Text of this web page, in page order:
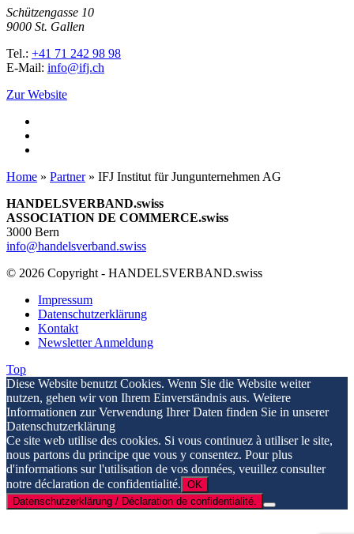
Schützengasse 10
9000 St. Gallen
Tel.: +41 71 242 98 98
E-Mail: info@ifj.ch
Zur Website
Home » Partner» IFJ Institut für Jungunternehmen AG
HANDELSVERBAND.swiss
ASSOCIATION DE COMMERCE.swiss
3000 Bern
info@handelsverband.swiss
© 2026 Copyright - HANDELSVERBAND.swiss
Impressum
Datenschutzerklärung
Kontakt
Newsletter Anmeldung
Top
Diese Website benutzt Cookies. Wenn Sie die Website weiter
nutzen, gehen wir von Ihrem Einverständnis aus. Weitere
Informationen zur Verwendung Ihrer Daten finden Sie in unserer
Datenschutzerklärung
Ce site web utilise des cookies. Si vous continuez à utiliser le site,
nous partons du principe que vous y consentez. Pour plus
d'informations sur l'utilisation de vos données, veuillez consulter
notre déclaration de confidentialité. OK
Datenschutzerklärung / Déclaration de confidentialité.